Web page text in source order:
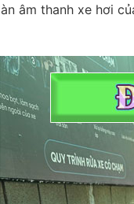
âm thanh xe hơi